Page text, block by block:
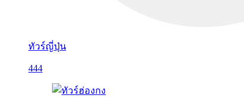
ทัวร์ญี่ปุ่น
444